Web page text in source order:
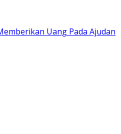
Uang Pada Ajudan